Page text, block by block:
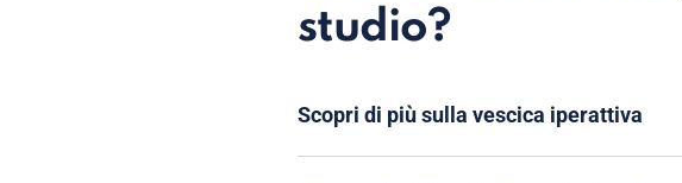
studio?
Scopri di più sulla vescica iperattiva